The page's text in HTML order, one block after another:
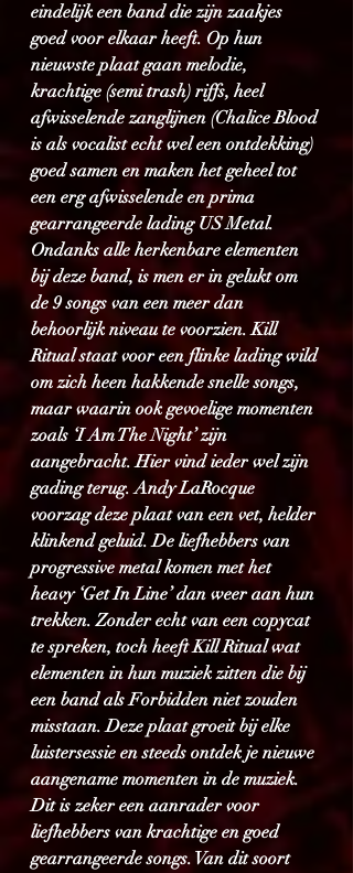
eindelijk een band die zijn zaakjes
goed voor elkaar heeft. Op hun
nieuwste plaat gaan melodie,
krachtige (semi trash) riffs, heel
afwisselende zanglijnen (Chalice Blood
is als vocalist echt wel een ontdekking)
goed samen en maken het geheel tot
een erg afwisselende en prima
gearrangeerde lading US Metal.
Ondanks alle herkenbare elementen
bij deze band, is men er in gelukt om
de 9 songs van een meer dan
behoorlijk niveau te voorzien. Kill
Ritual staat voor een flinke lading wild
om zich heen hakkende snelle songs,
maar waarin ook gevoelige momenten
zoals ‘I Am The Night’ zijn
aangebracht. Hier vind ieder wel zijn
gading terug. Andy LaRocque
voorzag deze plaat van een vet, helder
klinkend geluid. De liefhebbers van
progressive metal komen met het
heavy ‘Get In Line’ dan weer aan hun
trekken. Zonder echt van een copycat
te spreken, toch heeft Kill Ritual wat
elementen in hun muziek zitten die bij
een band als Forbidden niet zouden
misstaan. Deze plaat groeit bij elke
luistersessie en steeds ontdek je nieuwe
aangename momenten in de muziek.
Dit is zeker een aanrader voor
liefhebbers van krachtige en goed
gearrangeerde songs. Van dit soort